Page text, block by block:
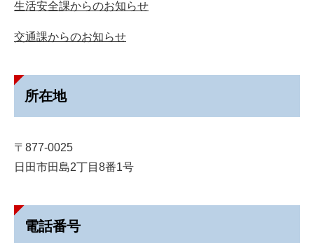
生活安全課からのお知らせ
交通課からのお知らせ
所在地
〒877-0025
日田市田島2丁目8番1号
電話番号